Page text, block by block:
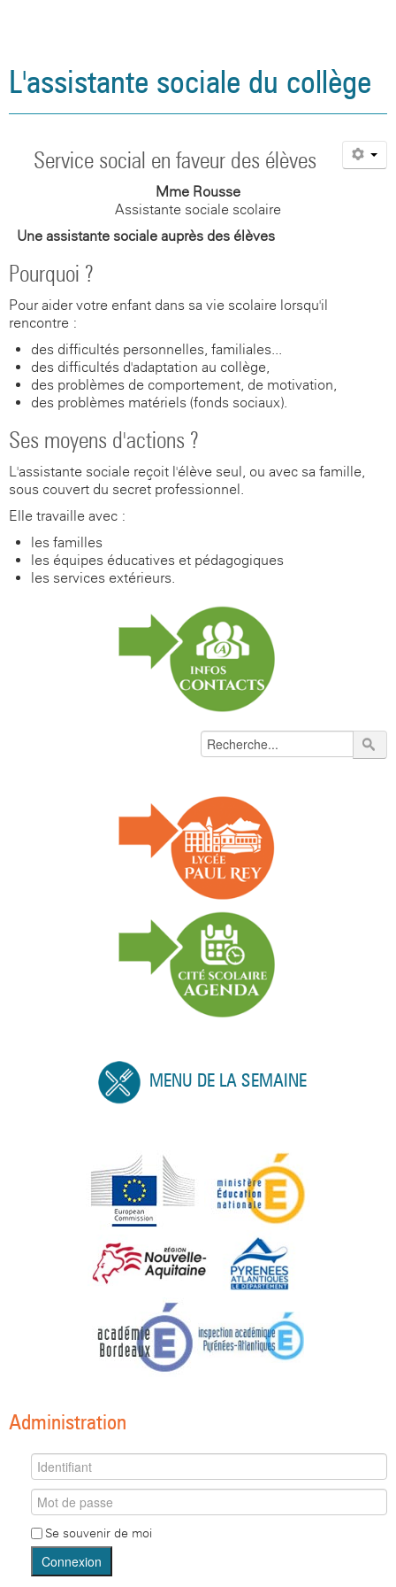
L'assistante sociale du collège
Service social en faveur des élèves
Mme Rousse
Assistante sociale scolaire
Une assistante sociale auprès des élèves
Pourquoi ?
Pour aider votre enfant dans sa vie scolaire lorsqu'il
rencontre :
des difficultés personnelles, familiales...
des difficultés d'adaptation au collège,
des problèmes de comportement, de motivation,
des problèmes matériels (fonds sociaux).
Ses moyens d'actions ?
L'assistante sociale reçoit l'élève seul, ou avec sa famille,
sous couvert du secret professionnel.
Elle travaille avec :
les familles
les équipes éducatives et pédagogiques
les services extérieurs.
MENU DE LA SEMAINE
Administration
Se souvenir de moi
Connexion